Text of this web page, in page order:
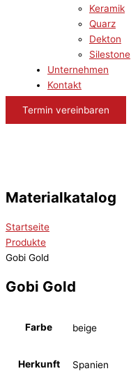
Keramik
Quarz
Dekton
Silestone
Unternehmen
Kontakt
Termin vereinbaren
Materialkatalog
Startseite
Produkte
Gobi Gold
Gobi Gold
Farbe beige
Herkunft Spanien